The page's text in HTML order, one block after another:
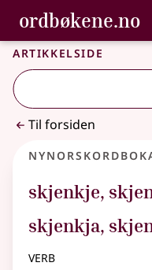
Gå til
Tilgjengelighet
ordbøkene.no,
Bokmålsordboka og
Artikkelside
Til forsiden
skjenkje,
skjenkja,
verb